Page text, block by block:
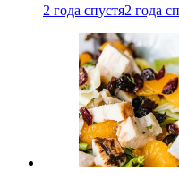
2 года спустя2 года